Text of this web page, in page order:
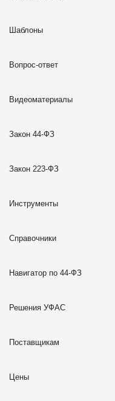
Шаблоны
Вопрос-ответ
Видеоматериалы
Закон 44-ФЗ
Закон 223-ФЗ
Инструменты
Справочники
Навигатор по 44-ФЗ
Решения УФАС
Поставщикам
Цены